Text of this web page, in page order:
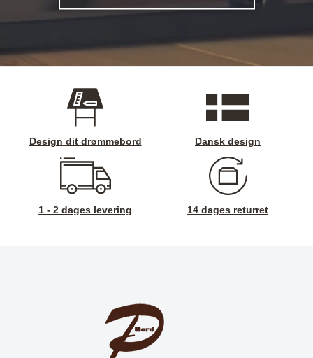
Design dit drømmebord Dansk design
1 - 2 dages levering 14 dages returret